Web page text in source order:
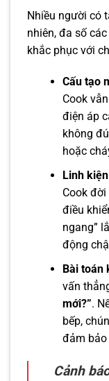
Nhiều người có
nhiên, đa số
khắc phục với
Cấu tạo
Cook
điện áp
không
hoặc
Linh
Cook
điều
ngang”
động
Bài toán
vấn
mới?”.
bếp,
đảm bảo
Cảnh